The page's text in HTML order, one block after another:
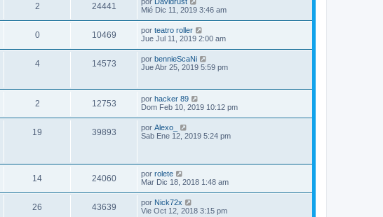
2 24441
Mié Dic 11, 2019 3:46 am
0 10469 por teatro roller
Jue Jul 11, 2019 2:00 am
4 14573 por bennieScaNi
Jue Abr 25, 2019 5:59 pm
2 12753 por hacker 89
Dom Feb 10, 2019 10:12 pm
19 39893 por Alexo_
Sab Ene 12, 2019 5:24 pm
14 24060 por rolete
Mar Dic 18, 2018 1:48 am
26 43639 por Nick72x
Vie Oct 12, 2018 3:15 pm